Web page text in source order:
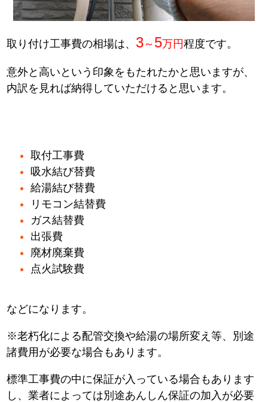
取り付け工事費の相場は、 3～ 5万円程度です。
意外と高いという印象をもたれたかと思いますが、
内訳を見れば納得していただけると思います。
取付工事費
吸水結び替費
給湯結び替費
リモコン結替費
ガス結替費
出張費
廃材廃棄費
点火試験費
などになります。
※老朽化による配管交換や給湯の場所変え等、別途
諸費用が必要な場合もあります。
標準工事費の中に保証が入っている場合もあります
し、業者によっては別途あんしん保証の加入が必要